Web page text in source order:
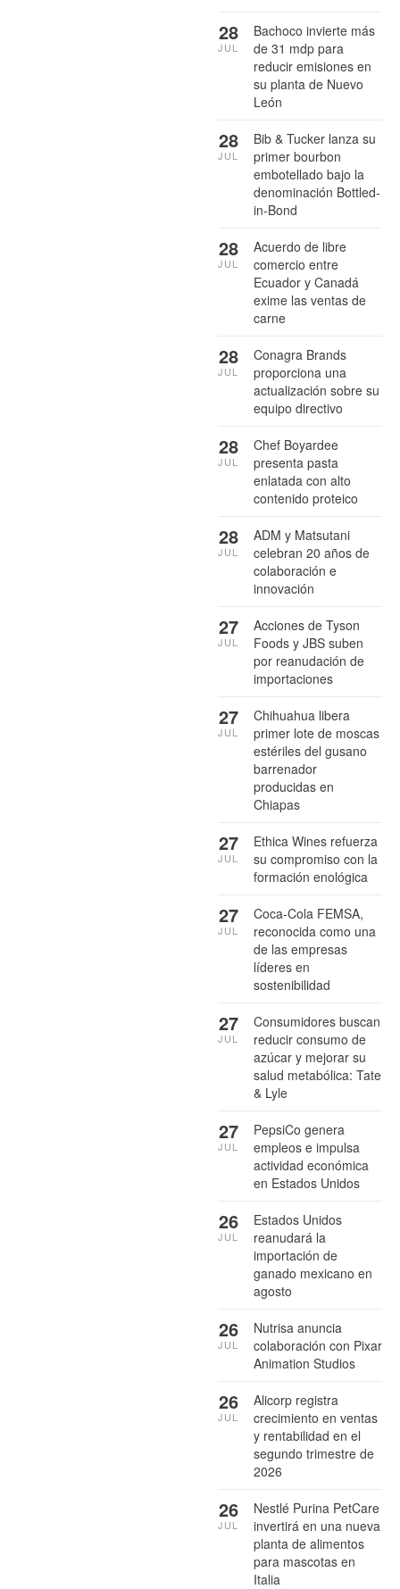
Bachoco invierte más
de 31 mdp para
reducir emisiones en
su planta de Nuevo
León
28
JUL
Bib & Tucker lanza su
primer bourbon
embotellado bajo la
denominación Bottled-
in-Bond
28
JUL
Acuerdo de libre
comercio entre
Ecuador y Canadá
exime las ventas de
carne
28
JUL
Conagra Brands
proporciona una
actualización sobre su
equipo directivo
28
JUL
Chef Boyardee
presenta pasta
enlatada con alto
contenido proteico
28
JUL
ADM y Matsutani
celebran 20 años de
colaboración e
innovación
28
JUL
Acciones de Tyson
Foods y JBS suben
por reanudación de
importaciones
27
JUL
Chihuahua libera
primer lote de moscas
estériles del gusano
barrenador
producidas en
Chiapas
27
JUL
Ethica Wines refuerza
su compromiso con la
formación enológica
27
JUL
Coca-Cola FEMSA,
reconocida como una
de las empresas
líderes en
sostenibilidad
27
JUL
Consumidores buscan
reducir consumo de
azúcar y mejorar su
salud metabólica: Tate
& Lyle
27
JUL
PepsiCo genera
empleos e impulsa
actividad económica
en Estados Unidos
27
JUL
Estados Unidos
reanudará la
importación de
ganado mexicano en
agosto
26
JUL
Nutrisa anuncia
colaboración con Pixar
Animation Studios
26
JUL
Alicorp registra
crecimiento en ventas
y rentabilidad en el
segundo trimestre de
2026
26
JUL
Nestlé Purina PetCare
invertirá en una nueva
planta de alimentos
para mascotas en
Italia
26
JUL